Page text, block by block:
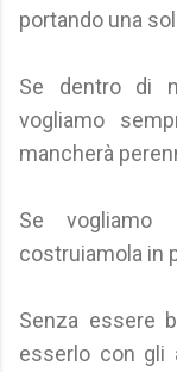
portando una
Se dentro di
vogliamo
mancherà
Se vogliamo
costruiamola in
Senza essere
esserlo con gli